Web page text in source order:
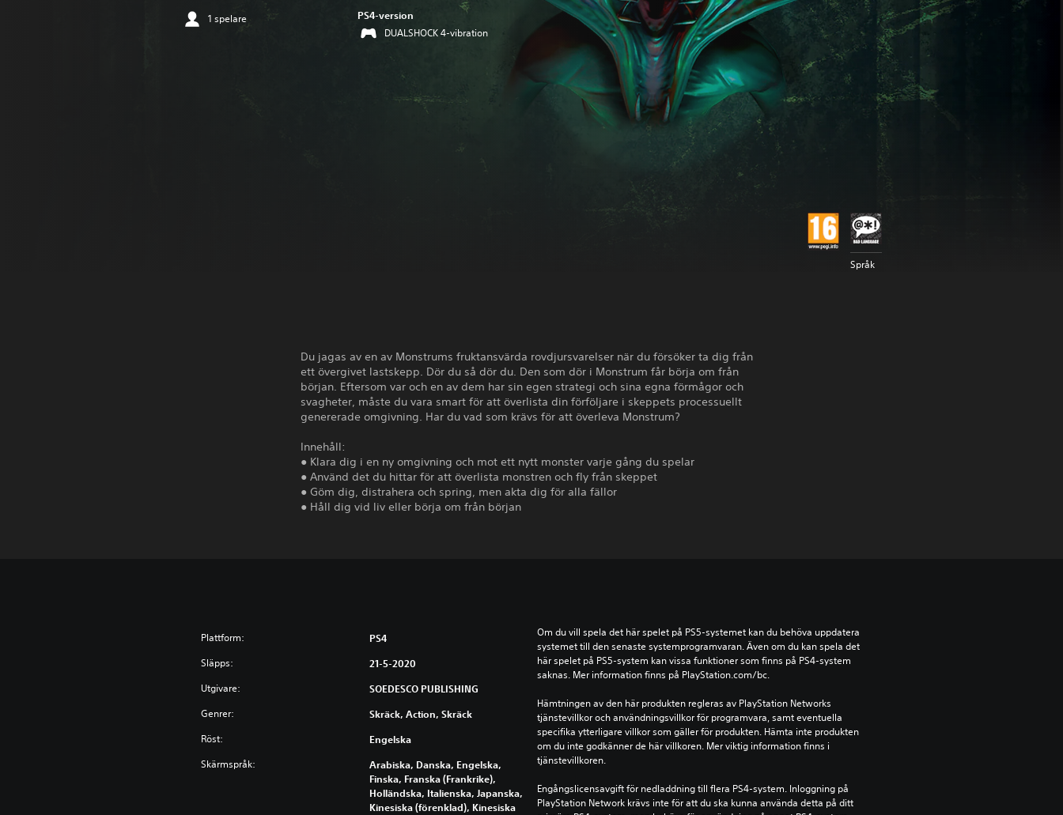
1 spelare PS4-version
DUALSHOCK 4-vibration
Språk
Du jagas av en av Monstrums fruktansvärda rovdjursvarelser när du försöker ta dig från
ett övergivet lastskepp. Dör du så dör du. Den som dör i Monstrum får börja om från
början. Eftersom var och en av dem har sin egen strategi och sina egna förmågor och
svagheter, måste du vara smart för att överlista din förföljare i skeppets processuellt
genererade omgivning. Har du vad som krävs för att överleva Monstrum?
Innehåll:
● Klara dig i en ny omgivning och mot ett nytt monster varje gång du spelar
● Använd det du hittar för att överlista monstren och fly från skeppet
● Göm dig, distrahera och spring, men akta dig för alla fällor
● Håll dig vid liv eller börja om från början
Plattform: PS4
Släpps: 21-5-2020
Utgivare: SOEDESCO PUBLISHING
Genrer: Skräck, Action, Skräck
Röst: Engelska
Skärmspråk:
Arabiska, Danska, Engelska,
Finska, Franska (Frankrike),
Holländska, Italienska, Japanska,
Kinesiska (förenklad), Kinesiska
Om du vill spela det här spelet på PS5-systemet kan du behöva uppdatera
systemet till den senaste systemprogramvaran. Även om du kan spela det
här spelet på PS5-system kan vissa funktioner som finns på PS4-system
saknas. Mer information finns på PlayStation.com/bc.
Hämtningen av den här produkten regleras av PlayStation Networks
tjänstevillkor och användningsvillkor för programvara, samt eventuella
specifika ytterligare villkor som gäller för produkten. Hämta inte produkten
om du inte godkänner de här villkoren. Mer viktig information finns i
tjänstevillkoren.
Engångslicensavgift för nedladdning till flera PS4-system. Inloggning på
PlayStation Network krävs inte för att du ska kunna använda detta på ditt